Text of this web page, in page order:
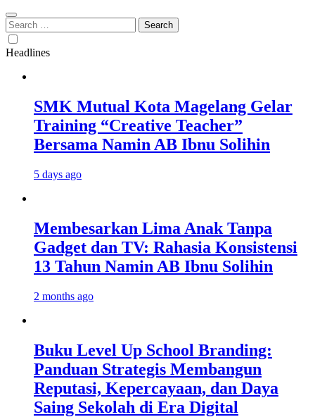
Search
for:
Headlines
SMK Mutual Kota Magelang Gelar
Training “Creative Teacher”
Bersama Namin AB Ibnu Solihin
5 days ago
Membesarkan Lima Anak Tanpa
Gadget dan TV: Rahasia Konsistensi
13 Tahun Namin AB Ibnu Solihin
2 months ago
Buku Level Up School Branding:
Panduan Strategis Membangun
Reputasi, Kepercayaan, dan Daya
Saing Sekolah di Era Digital